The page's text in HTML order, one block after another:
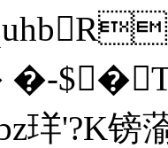
�-
珜'?K